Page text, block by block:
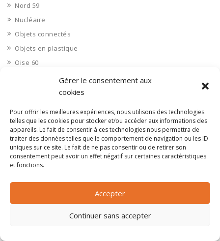
Gérer le consentement aux
cookies
Pour offrir les meilleures expériences, nous utilisons des technologies
telles que les cookies pour stocker et/ou accéder aux informations des
appareils. Le fait de consentir à ces technologies nous permettra de
traiter des données telles que le comportement de navigation ou les ID
uniques sur ce site. Le fait de ne pas consentir ou de retirer son
consentement peut avoir un effet négatif sur certaines caractéristiques
et fonctions.
Accepter
Continuer sans accepter
Nord 59
Nucléaire
Objets connectés
Objets en plastique
Oise 60
Opérateur télécom
Opérateurs télécom
Ordinateurs
Orne 61
Ouvrages d’art
Paramédical, compléments alimentaires
Pêche
Petite distribution